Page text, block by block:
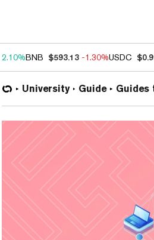
2.10%BNB $593.13 -1.30%USDC
University Guide Guides